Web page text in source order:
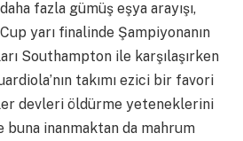
fazla gümüş eşya arayışı,
yarı finalinde Şampiyonanın
Southampton ile karşılaşırken
takımı ezici bir favori
devleri öldürme yeteneklerini
buna inanmaktan da mahrum